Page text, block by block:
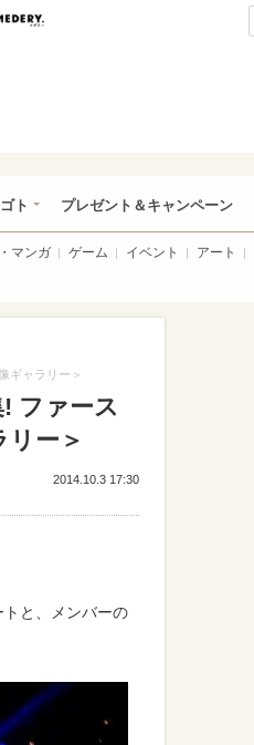
い肉
ト プレゼント＆キャンペーン
マンガ ゲーム イベント アート
ギャラリー＞
ファース
ー＞
2014.10.3 17:30
と、メンバーの